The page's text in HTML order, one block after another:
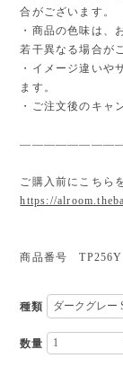
合がございます。
・商品の色味は、
若干異なる場合が
・イメージ違いや
ます。
・ご注文後のキャ
ご購入前にこちら
https://
商品番号 TP256Y
種類
数量